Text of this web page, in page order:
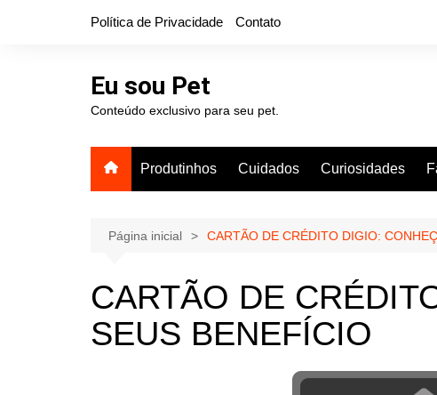
Política de Privacidade Contato
Eu sou Pet
Conteúdo exclusivo para seu pet.
Produtinhos Cuidados Curiosidades
Página inicial CARTÃO DE CRÉDITO DIGIO:
CARTÃO DE
SEUS BENEFÍCIO